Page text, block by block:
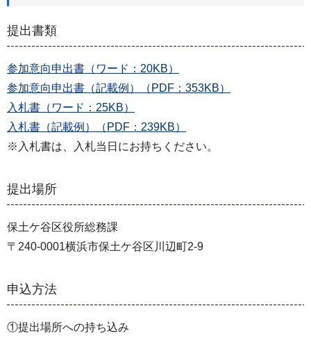
提出書類
参加意向申出書（ワード：20KB）
参加意向申出書（記載例）（PDF：353KB）
入札書（ワード：25KB）
入札書（記載例）（PDF：239KB）
※入札書は、入札当日にお持ちください。
提出場所
保土ケ谷区役所総務課
〒240-0001横浜市保土ケ谷区川辺町2-9
申込方法
①提出場所への持ち込み